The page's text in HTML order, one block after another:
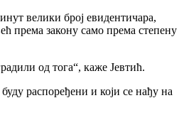
велики броj евидентичара,
према закону само према степену
од тога“, каже Јевтић.
распоређени и коjи се нађу на